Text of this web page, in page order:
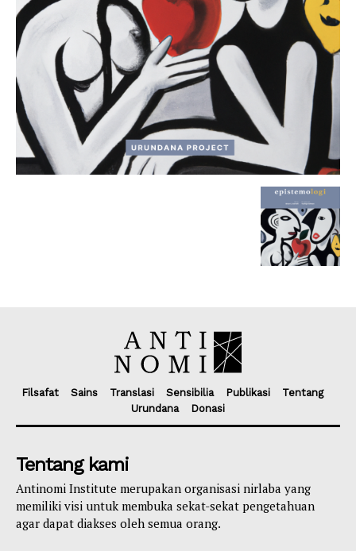
Filsafat Sains Translasi Sensibilia Publikasi
Tentang
Urundana
Donasi
Tentang kami
Antinomi Institute merupakan organisasi nirlaba yang
memiliki visi untuk membuka sekat-sekat pengetahuan
agar dapat diakses oleh semua orang.